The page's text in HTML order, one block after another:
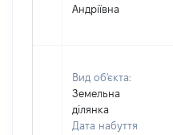
Андріївна
Вид об'єкта:
Земельна
ділянка
Дата набуття